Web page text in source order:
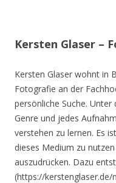
Kersten Glaser –
Kersten Glaser wohnt in
Fotografie an der
persönliche Suche.
Genre und jedes
verstehen zu lernen. Es
dieses Medium zu
auszudrücken. Dazu
(https://kerstenglaser.de/